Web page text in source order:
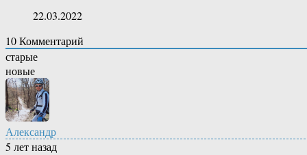
22.03.2022
10Комментарий
старые
новые
Александр
5 лет назад